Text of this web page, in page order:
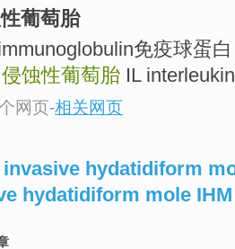
葡萄胎
免疫球蛋
侵蚀性葡萄胎 IL
网页-相关网页
invasive hydatidiform
hydatidiform mole IHM